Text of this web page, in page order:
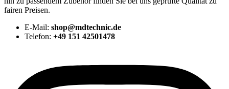
fairen Preisen.
E-Mail: shop@mdtechnic.de
Telefon: +49 151 42501478